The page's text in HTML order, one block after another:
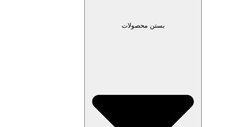
بستن محصولات